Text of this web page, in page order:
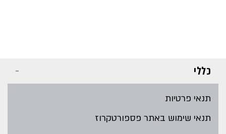
כללי
תנאי פרטיות
תנאי שימוש באתר פספורטקרוז